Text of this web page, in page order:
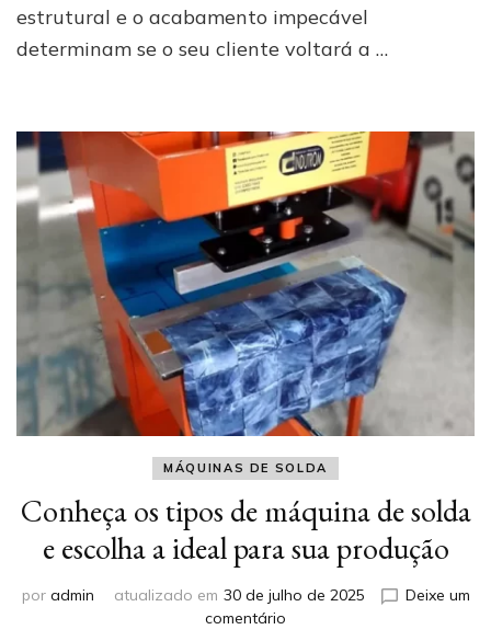
e
acabamento
estrutural e o acabamento impecável
determinam se o seu cliente voltará a …
MÁQUINAS DE SOLDA
Conheça os tipos de máquina de solda
e escolha a ideal para sua produção
por admin atualizado em 30 de julho de 2025
Deixe um
comentário